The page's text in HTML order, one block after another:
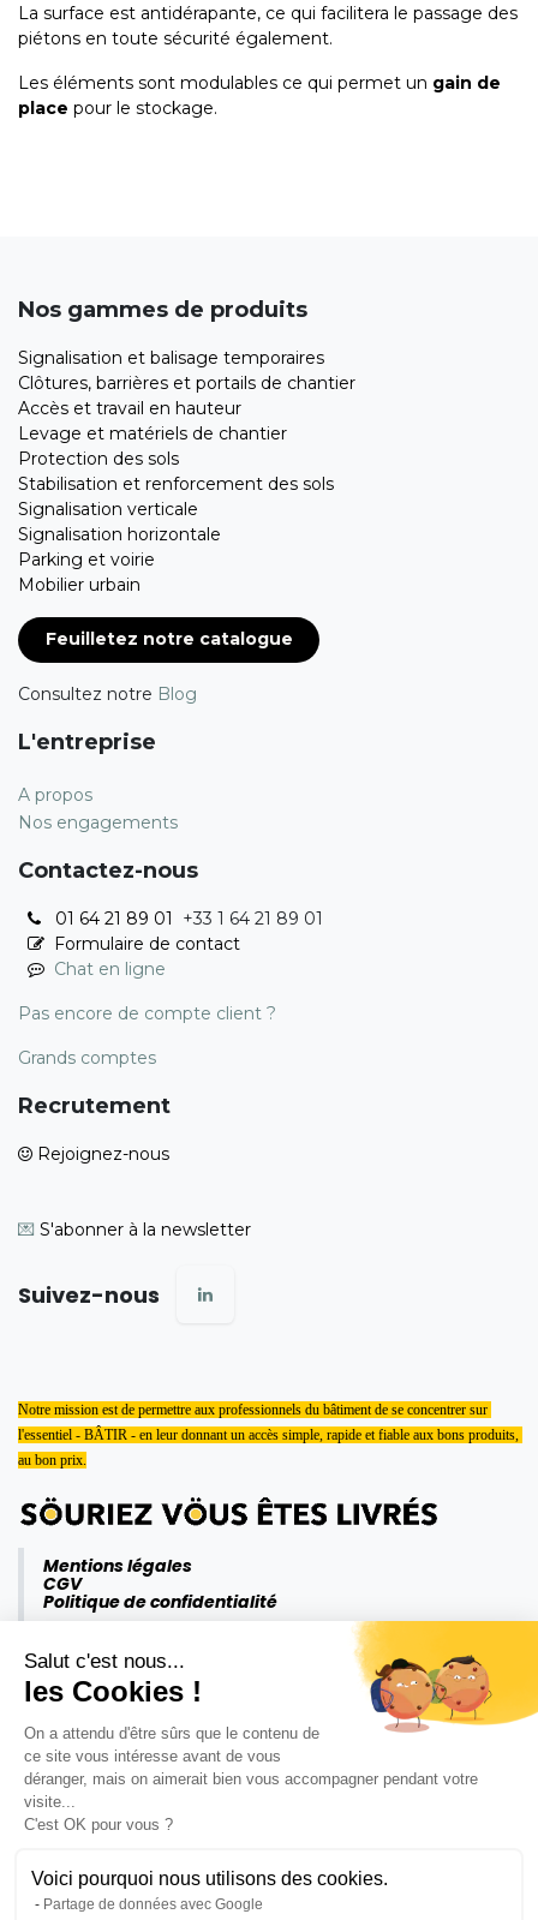
Salut c'est nous...
les Cookies !
On a attendu d'être sûrs que le contenu de
ce site vous intéresse avant de vous
déranger, mais on aimerait bien vous accompagner pendant votre
visite...
C'est OK pour vous ?
Voici pourquoi nous utilisons des cookies.
Partage de données avec Google
La surface est antidérapante, ce qui facilitera le passage des
piétons en toute sécurité également.
Les éléments sont modulables ce qui permet un gain de
place pour le stockage.
Nos gammes de produits
Signalisation et balisage temporaires
Clôtures, barrières et portails de chantier
Accès et travail en hauteur
Levage et matériels de chantier
Protection des sols
Stabilisation et renforcement des sols
Signalisation verticale
Signalisation horizontale
Parking et voirie
Mobilier urbain
Feuilletez notre catalogue
Consultez notre Blog
L'entreprise
A propos
Nos engagements
Contactez-nous
01 64 21 89 01 +33 1 64 21 89 01
Formulaire de contact
Chat en ligne
Pas encore de compte client ?
Grands comptes
Recrutement
Rejoignez-nous
💌 S'abonner à la newsletter
Suivez-nous
Notre mission est de permettre aux professionnels du bâtiment de se concentrer sur
l'essentiel - BÂTIR - en leur donnant un accès simple, rapide et fiable aux bons produits,
au bon prix.
Mentions légales
CGV
Politique de confidentialité